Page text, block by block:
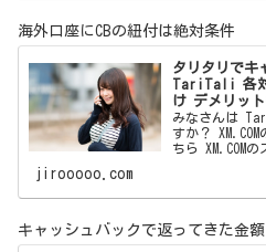
海外口座にCBの紐付は絶対条件
タリタリでキ
TariTali 各対
け デメリッ
みなさんは
すか？
ちら XM.COM
海外口座でト
jirooooo.com
キャッシュバックで返ってきた金額